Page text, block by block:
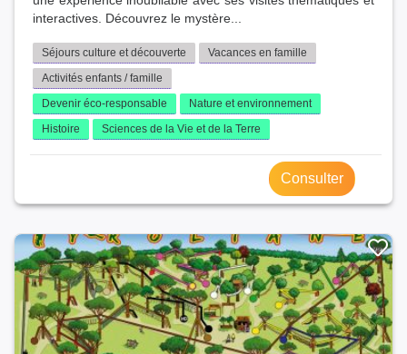
interactives. Découvrez le mystère...
Séjours culture et découverte
Vacances en famille
Activités enfants / famille
Devenir éco-responsable
Nature et environnement
Histoire
Sciences de la Vie et de la Terre
Consulter